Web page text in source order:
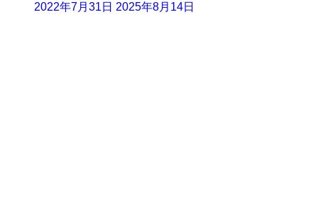
2022年7月31日 2025年8月14日